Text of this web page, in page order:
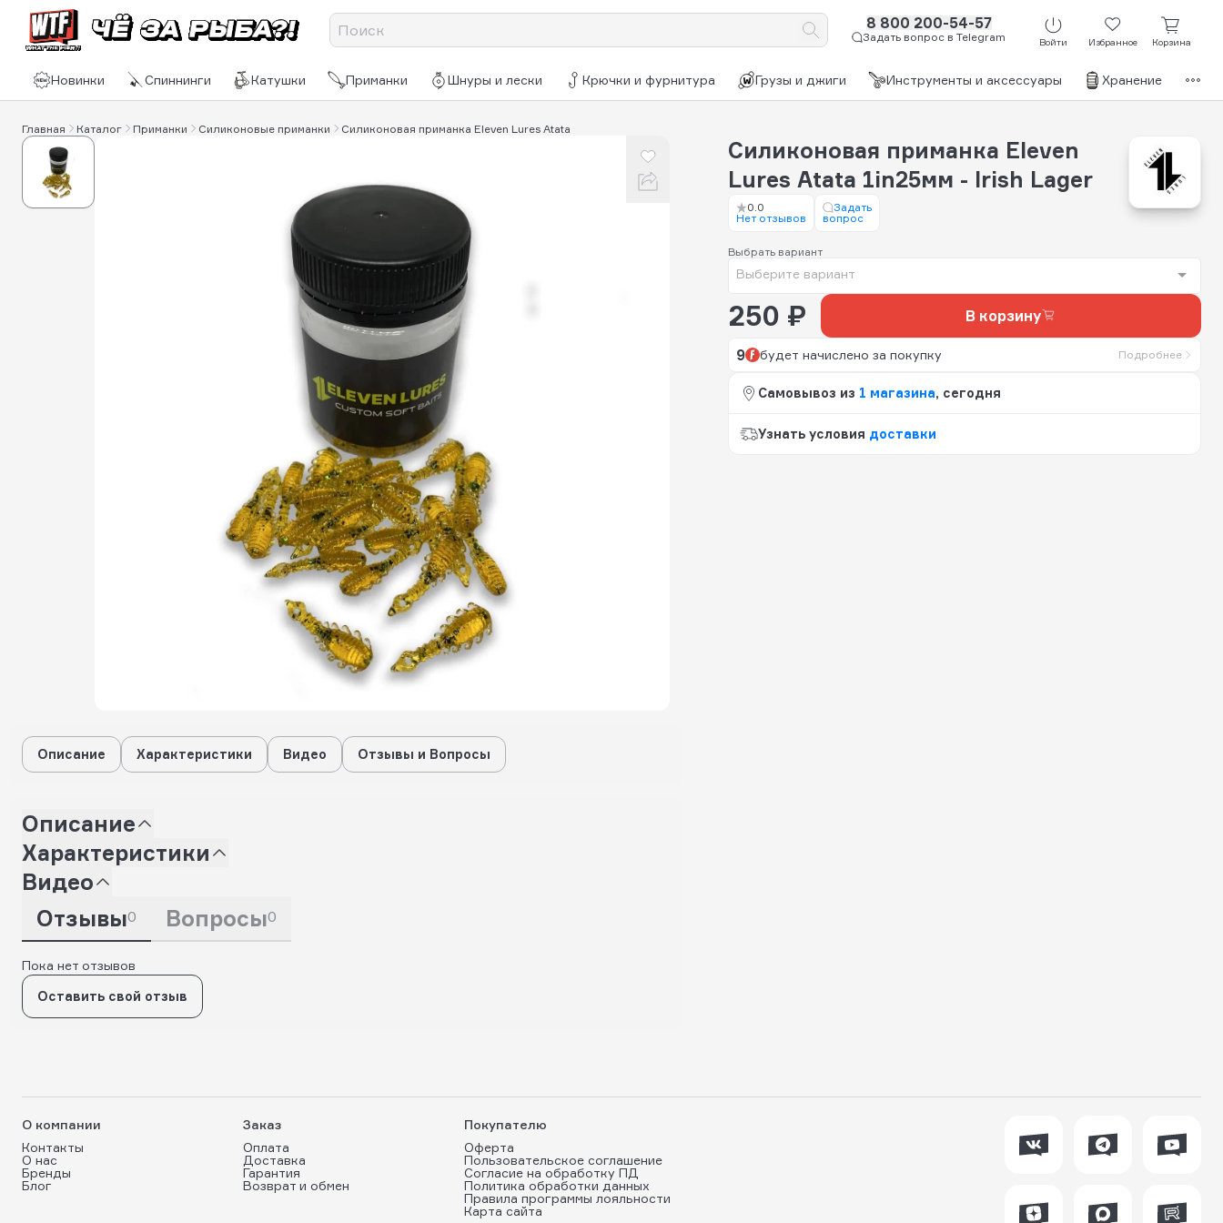
8 800 200-54-57
Задать вопрос в Telegram Войти Избранное Корзина
Новинки Спиннинги Катушки Приманки Шнуры и лески Крючки и фурнитура Грузы и джиги Инструменты и аксессуары Хранение
Главная Каталог Приманки Силиконовые приманки Силиконовая приманка Eleven Lures Atata
Силиконовая приманка Eleven
Lures Atata 1in25мм - Irish Lager
0.0
Нет отзывов
Задать
вопрос
Выбрать вариант
Выберите вариант
250 ₽ В корзину
9 будет начислено за покупку Подробнее
Самовывоз из 1 магазина, сегодня
Узнать условия доставки
Описание Характеристики Видео Отзывы и Вопросы
Описание
Характеристики
Видео
Отзывы0 Вопросы0
Пока нет отзывов
Оставить свой отзыв
О компании
Контакты
О нас
Бренды
Блог
Заказ
Оплата
Доставка
Гарантия
Возврат и обмен
Покупателю
Оферта
Пользовательское соглашение
Согласие на обработку ПД
Политика обработки данных
Правила программы лояльности
Карта сайта